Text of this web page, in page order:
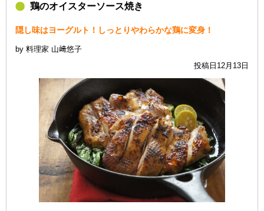
鶏のオイスターソース焼き
隠し味はヨーグルト！しっとりやわらかな鶏に変身！
by 料理家 山﨑悠子
投稿日12月13日